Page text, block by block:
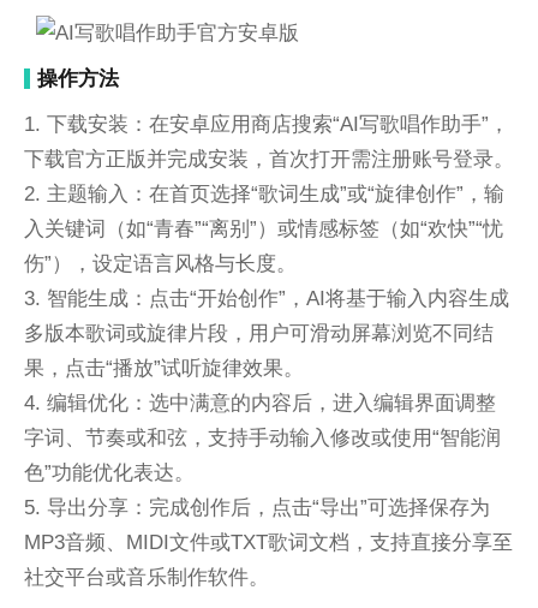
操作方法
1. 下载安装：在安卓应用商店搜索“AI写歌唱作助手”，
下载官方正版并完成安装，首次打开需注册账号登录。
2. 主题输入：在首页选择“歌词生成”或“旋律创作”，输
入关键词（如“青春”“离别”）或情感标签（如“欢快”“忧
伤”），设定语言风格与长度。
3. 智能生成：点击“开始创作”，AI将基于输入内容生成
多版本歌词或旋律片段，用户可滑动屏幕浏览不同结
果，点击“播放”试听旋律效果。
4. 编辑优化：选中满意的内容后，进入编辑界面调整
字词、节奏或和弦，支持手动输入修改或使用“智能润
色”功能优化表达。
5. 导出分享：完成创作后，点击“导出”可选择保存为
MP3音频、MIDI文件或TXT歌词文档，支持直接分享至
社交平台或音乐制作软件。